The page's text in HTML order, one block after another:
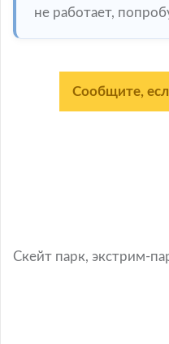
не работает,
Сообщите,
Скейт парк, экстрим-